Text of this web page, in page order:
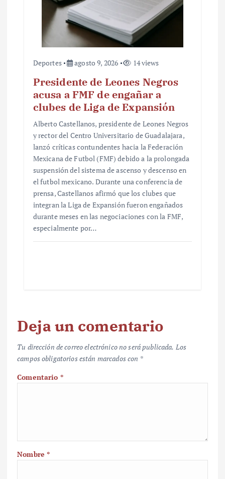
Deportes agosto 9, 2026 14 views
Presidente de Leones Negros
acusa a FMF de engañar a
clubes de Liga de Expansión
Alberto Castellanos, presidente de Leones Negros
y rector del Centro Universitario de Guadalajara,
lanzó críticas contundentes hacia la Federación
Mexicana de Futbol (FMF) debido a la prolongada
suspensión del sistema de ascenso y descenso en
el futbol mexicano. Durante una conferencia de
prensa, Castellanos afirmó que los clubes que
integran la Liga de Expansión fueron engañados
durante meses en las negociaciones con la FMF,
especialmente por…
Deja un comentario
Tu dirección de correo electrónico no será publicada. Los
campos obligatorios están marcados con *
Comentario *
Nombre*